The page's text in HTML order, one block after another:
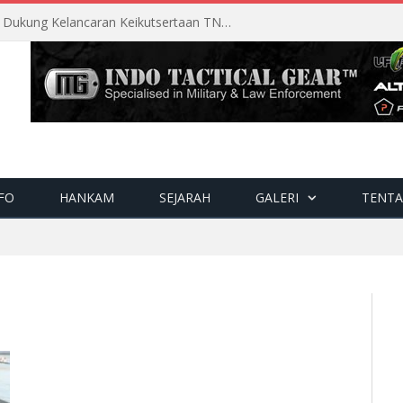
Perencanaan Matang Sopsau Dukung Kelancaran Keikutsertaan TNI AU di Pitch Black 2026
HANKAM SEJARAH GALERI